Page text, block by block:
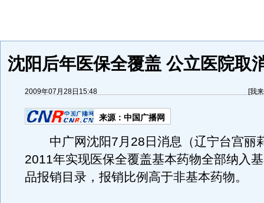
沈阳后年医保全覆盖 公立医院取
2009年07月28日15:48 [我
来源： 中国广播网
中广网沈阳7月28日消息（辽宁台宫丽
2011年实现医保全覆盖基本药物全部纳入
品报销目录，报销比例高于非基本药物。